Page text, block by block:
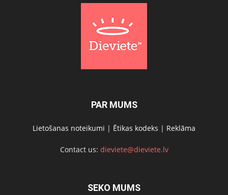
PAR MUMS
Lietošanas noteikumi | Ētikas kodeks | Reklāma
Contact us: dieviete@dieviete.lv
SEKO MUMS